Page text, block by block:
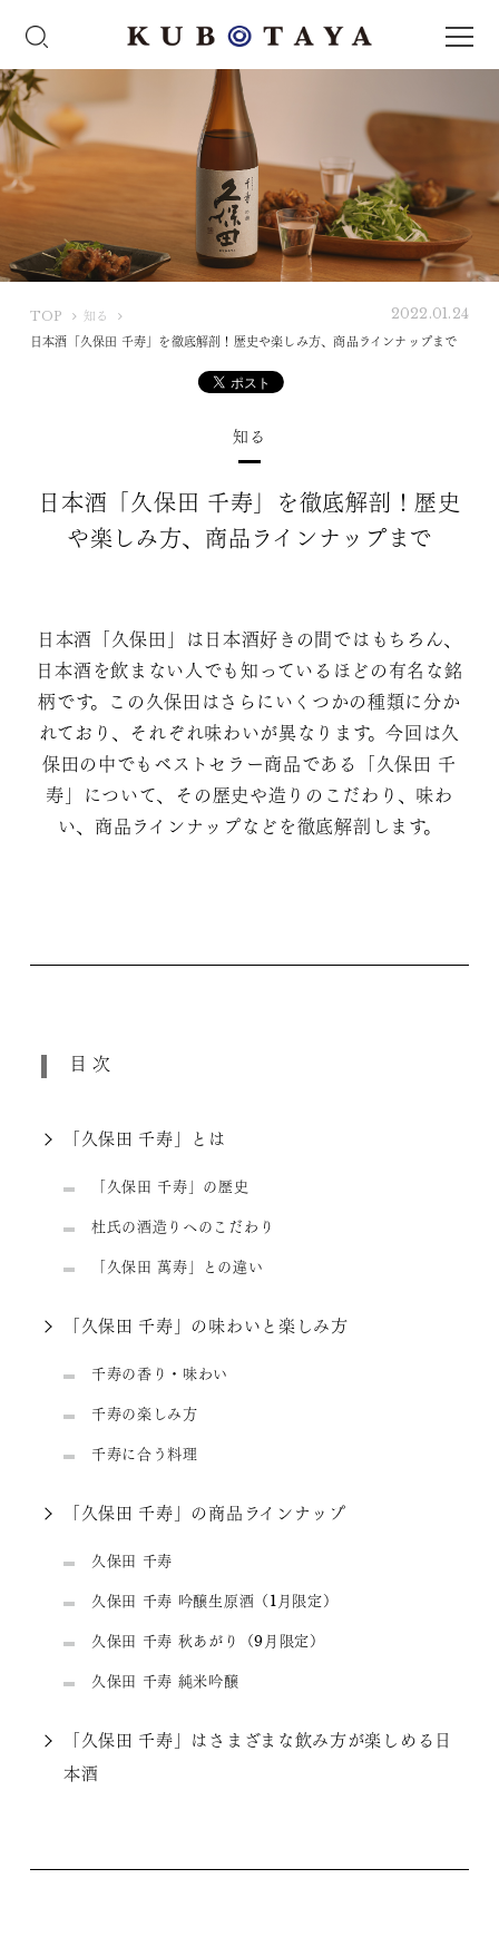
TOP
U
知る
日本酒「久保田 千寿」を徹底解剖！歴史や楽しみ方、商品ラインナップまで
2022.01.24
知る
日本酒「久保田 千寿」を徹底解剖！歴史
や楽しみ方、商品ラインナップまで
日本酒「久保田」は日本酒好きの間ではもちろん、
日本酒を飲まない人でも知っているほどの有名な銘
柄です。この久保田はさらにいくつかの種類に分か
れており、それぞれ味わいが異なります。今回は久
保田の中でもベストセラー商品である「久保田 千
寿」について、その歴史や造りのこだわり、味わ
い、商品ラインナップなどを徹底解剖します。
目次
「久保田 千寿」とは
「久保田 千寿」の歴史
杜氏の酒造りへのこだわり
「久保田 萬寿」との違い
「久保田 千寿」の味わいと楽しみ方
千寿の香り・味わい
千寿の楽しみ方
千寿に合う料理
「久保田 千寿」の商品ラインナップ
久保田 千寿
久保田 千寿 吟醸生原酒（1月限定）
久保田 千寿 秋あがり（9月限定）
久保田 千寿 純米吟醸
「久保田 千寿」はさまざまな飲み方が楽しめる日
本酒